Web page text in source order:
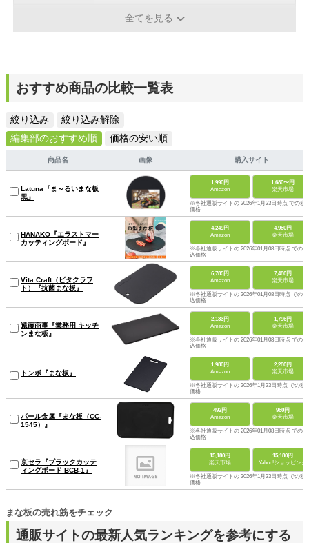
全てを見る
おすすめ商品の比較一覧表
絞り込み
絞り込み解除
編集部のおすすめ順
価格の安い順
商品名 画像 購入サイト
Latuna『ま～るいまな板
黒』
1,990円
Amazon
1,680〜円
楽天市場
※各社通販サイトの 2026年1月23日時点 での税
価格
HANAKO『エラストマー
カッティングボード』
4,249円
Amazon
4,950円
楽天市場
※各社通販サイトの 2026年01月08日時点 での税
込価格
Vita Craft（ビタクラフ
ト）『抗菌まな板』
6,785円
Amazon
7,480円
楽天市場
※各社通販サイトの 2026年01月08日時点 での税
込価格
遠藤商事『業務用 キッチ
ンまな板』
2,133円
Amazon
1,796円
楽天市場
※各社通販サイトの 2026年01月08日時点 での税
込価格
トンボ『まな板』
1,980円
Amazon
2,280円
楽天市場
※各社通販サイトの 2026年1月23日時点 での税
価格
パール金属『まな板（CC-
1545）』
492円
Amazon
960円
楽天市場
※各社通販サイトの 2026年01月08日時点 での税
込価格
京セラ『ブラックカッテ
ィングボード BCB-1』
15,180円
楽天市場
15,180円
Yahoo!ショッピング
※各社通販サイトの 2026年1月23日時点 での税
価格
通販サイトの最新人気ランキングを参考にする
まな板の売れ筋をチェック